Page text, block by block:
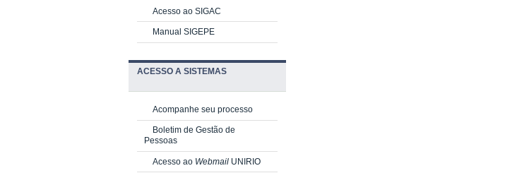
Acesso ao SIGAC
Manual SIGEPE
ACESSO A SISTEMAS
Acompanhe seu processo
Boletim de Gestão de
Pessoas
Acesso ao Webmail UNIRIO